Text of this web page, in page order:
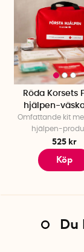
Röda Korsets
hjälpen-
Omfattande kit
hjälpen-
525 kr
Köp
Du